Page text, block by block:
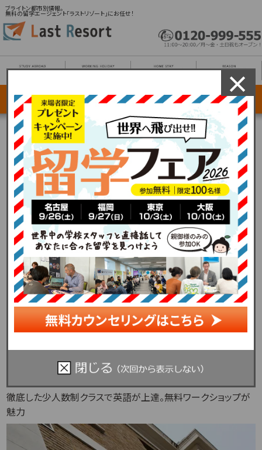
ブライトン都市別情報。
無料の留学エージェント「ラストリゾート」にお任せ！
×
ブライトンへ語学留学しよう！
イーシー／ブリティッシュスタディーセンターズ etc.
有名語学学校と多数提携！
ラストリゾートが無料手配いたします！
ブライトンで
おすすめの語学学校
イーシー／ブライトン
徹底した少人数制クラスで英語が上達。無料ワークショップが
魅力